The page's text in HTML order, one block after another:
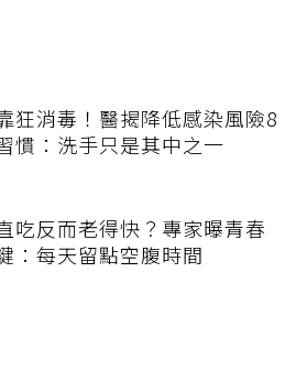
狂消毒！醫揭降低感染風險8
慣：洗手只是其中之一
吃反而老得快？專家曝青春
：每天留點空腹時間